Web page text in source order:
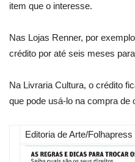
item que o interesse.
Nas Lojas Renner, por
crédito por até seis meses
Na Livraria Cultura, o crédito
que pode usá-lo na compra de
Editoria de Arte/Folhapress